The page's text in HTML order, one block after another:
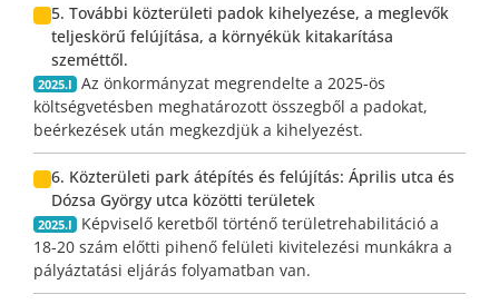
5. További közterületi padok kihelyezése, a meglevők
teljeskörű felújítása, a környékük kitakarítása
szeméttől.
2025.I
Az önkormányzat megrendelte a 2025-ös
költségvetésben meghatározott összegből a padokat,
beérkezések után megkezdjük a kihelyezést.
6. Közterületi park átépítés és felújítás: Április utca és
Dózsa György utca közötti területek
2025.I
Képviselő keretből történő területrehabilitáció a
18-20 szám előtti pihenő felületi kivitelezési munkákra a
pályáztatási eljárás folyamatban van.